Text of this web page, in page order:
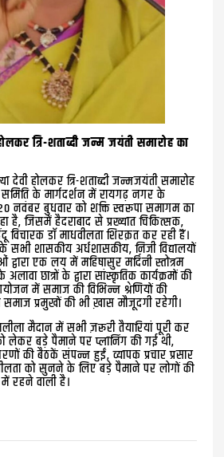
त्रि-शताब्दी जन्म जयंती समारोह का
देवी होलकर त्रि-शताब्दी जन्मजयंती समारोह
के मार्गदर्शन में रायगढ़ नगर के
नवंबर बुधवार को शक्ति स्वरूपा समागम का
है, जिसमें हैदराबाद से प्रख्यात चिकित्सक,
विचारक डॉ माधवीलता शिरक़त कर रही हैं।
शासकीय अर्धशासकीय, निजी विद्यालयों
द्वारा एक लय में महिषासुर मर्दिनी स्तोत्रम
छात्रों के द्वारा सांस्कृतिक कार्यक्रमों की
में समाज की विभिन्न श्रेणियों की
प्रमुखों की भी ख़ास मौजूदगी रहेगी।
मैदान में सभी ज़रूरी तैयारियां पूरी कर
बड़े पैमाने पर प्लानिंग की गई थी,
की बैठकें संपन्न हुईं, व्यापक प्रचार प्रसार
को सुनने के लिए बड़े पैमाने पर लोगों की
रहने वाली है।